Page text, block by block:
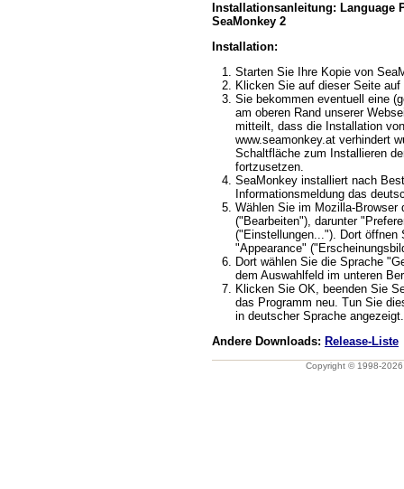
Installationsanleitung: Language
SeaMonkey 2
Installation:
Starten Sie Ihre Kopie von
Klicken Sie auf dieser Seite
Sie bekommen eventuell eine
am oberen Rand unserer
mitteilt, dass die Installation
www.seamonkey.at verhindert
Schaltfläche zum Installieren
fortzusetzen.
SeaMonkey installiert nach
Informationsmeldung das
Wählen Sie im Mozilla-Browser
("Bearbeiten"), darunter
("Einstellungen..."). Dort öffnen
"Appearance"
Dort wählen Sie die Sprache
dem Auswahlfeld im unteren
Klicken Sie OK, beenden Sie
das Programm neu. Tun Sie
in deutscher Sprache angezeigt.
Andere Downloads: Release-Liste
Copyright © 1998-